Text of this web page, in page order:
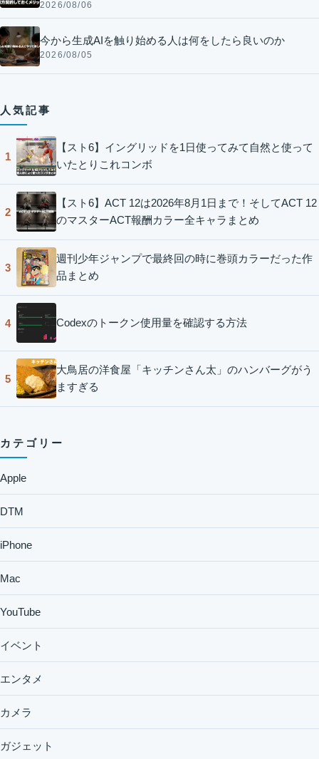
2026/08/06
今から生成AIを触り始める人は何をしたら良いのか
2026/08/05
人気記事
1
【スト6】イングリッドを1日使ってみて自然と使って
いたとりこれコンボ
2
【スト6】ACT 12は2026年8月1日まで！そしてACT 12
のマスターACT報酬カラー全キャラまとめ
3
週刊少年ジャンプで最終回の時に巻頭カラーだった作
品まとめ
4 Codexのトークン使用量を確認する方法
5
大鳥居の洋食屋「キッチンさん太」のハンバーグがう
ますぎる
カテゴリー
Apple
DTM
iPhone
Mac
YouTube
イベント
エンタメ
カメラ
ガジェット